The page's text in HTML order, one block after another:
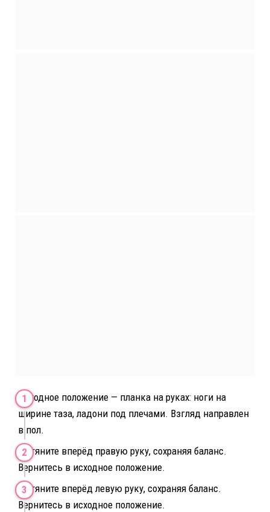
Исходное положение — планка на руках: ноги на
ширине таза, ладони под плечами. Взгляд направлен
в пол.
Вытяните вперёд правую руку, сохраняя баланс.
Вернитесь в исходное положение.
Вытяните вперёд левую руку, сохраняя баланс.
Вернитесь в исходное положение.